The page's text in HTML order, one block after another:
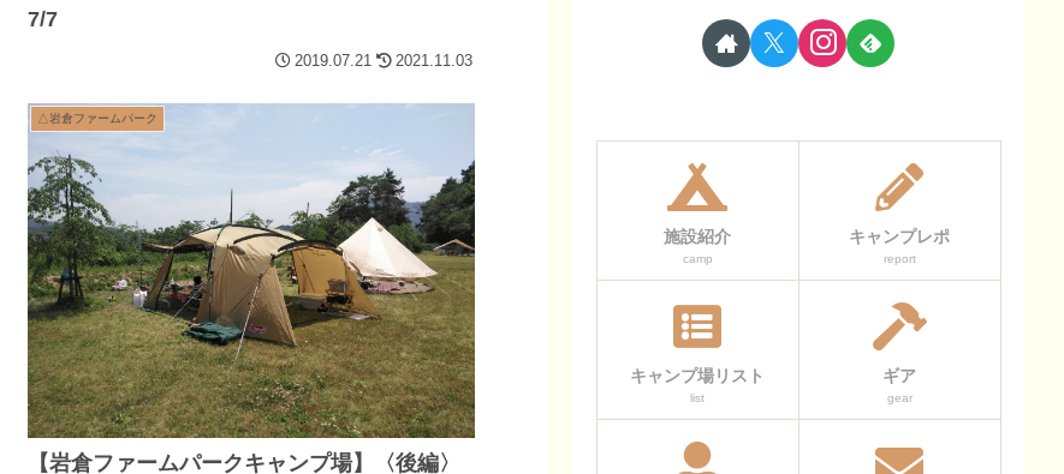
7/7
2019.07.21 2021.11.03
△岩倉ファームパーク
【岩倉ファームパークキャンプ場】〈後編〉
施設紹介
camp
キャンプレポ
report
キャンプ場リスト
list
ギア
gear